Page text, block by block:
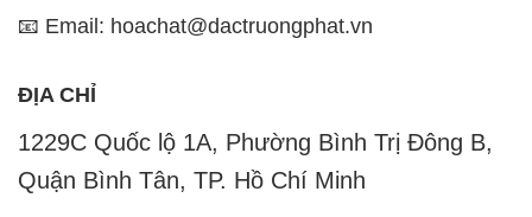
📧 Email: hoachat@dactruongphat.vn
ĐỊA CHỈ
1229C Quốc lộ 1A, Phường Bình Trị Đông B,
Quận Bình Tân, TP. Hồ Chí Minh